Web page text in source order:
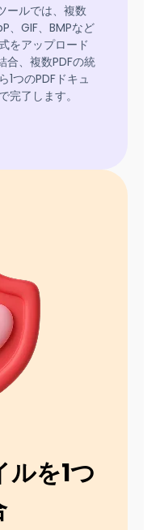
を1つ
ールでは、複数
、GIF、BMPなど
をアップロード
合、複数PDFの統
1つのPDFドキュ
完了します。